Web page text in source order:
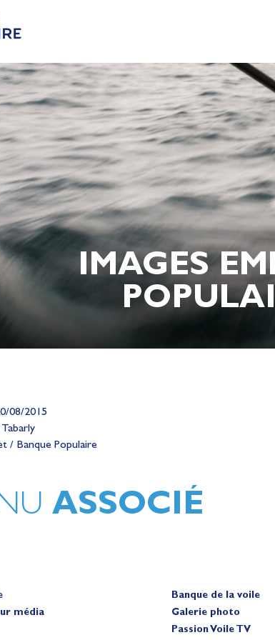
IMAGES
08/2015
/ Banque Populaire
ASSOCIÉ
en or à Long Beach,
des Jeux Olympiques
média
Banque de la voile
Galerie photo
Passion Voile TV